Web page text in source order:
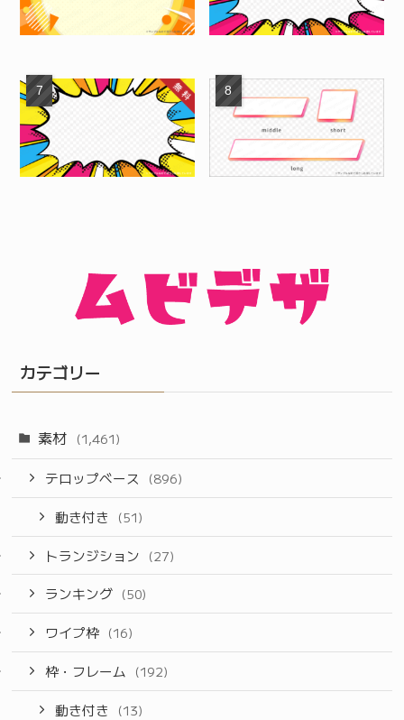
カテゴリー
素材 (1,461)
テロップベース (896)
動き付き (51)
トランジション (27)
ランキング (50)
ワイプ枠 (16)
枠・フレーム (192)
動き付き (13)